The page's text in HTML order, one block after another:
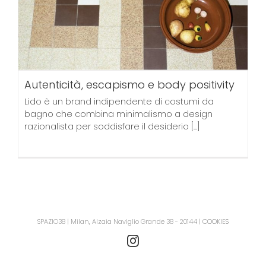
Autenticità, escapismo e body positivity
Lido è un brand indipendente di costumi da
bagno che combina minimalismo a design
razionalista per soddisfare il desiderio [...]
SPAZIO38 | Milan, Alzaia Naviglio Grande 38 - 20144 | COOKIES
Instagram